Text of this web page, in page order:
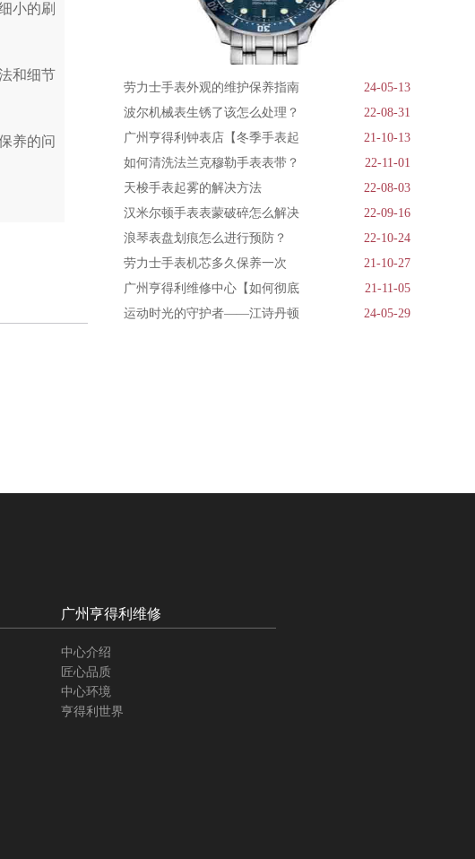
小的刷
和细节
养的问
劳力士手表外观的维护保养指南
24-05-13
波尔机械表生锈了该怎么处理？
22-08-31
广州亨得利钟表店【冬季手表起
21-10-13
如何清洗法兰克穆勒手表表带？
22-11-01
天梭手表起雾的解决方法
22-08-03
汉米尔顿手表表蒙破碎怎么解决
22-09-16
浪琴表盘划痕怎么进行预防？
22-10-24
劳力士手表机芯多久保养一次
21-10-27
广州亨得利维修中心【如何彻底
21-11-05
运动时光的守护者——江诗丹顿
24-05-29
广州亨得利维修
中心介绍
匠心品质
中心环境
亨得利世界